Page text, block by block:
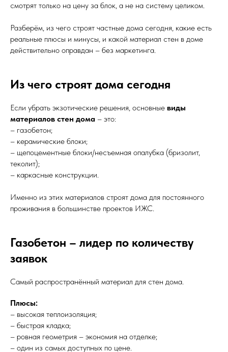
смотрят только на цену за блок, а не на систему целиком.
Разберём, из чего строят частные дома сегодня, какие есть
реальные плюсы и минусы, и какой материал стен в доме
действительно оправдан – без маркетинга.
Из чего строят дома сегодня
Если убрать экзотические решения, основные виды
материалов стен дома – это:
– газобетон;
– керамические блоки;
– щепоцементные блоки/несъемная опалубка (бризолит,
теколит);
– каркасные конструкции.
Именно из этих материалов строят дома для постоянного
проживания в большинстве проектов ИЖС.
Газобетон – лидер по количеству
заявок
Самый распространённый материал для стен дома.
Плюсы:
– высокая теплоизоляция;
– быстрая кладка;
– ровная геометрия – экономия на отделке;
– один из самых доступных по цене.